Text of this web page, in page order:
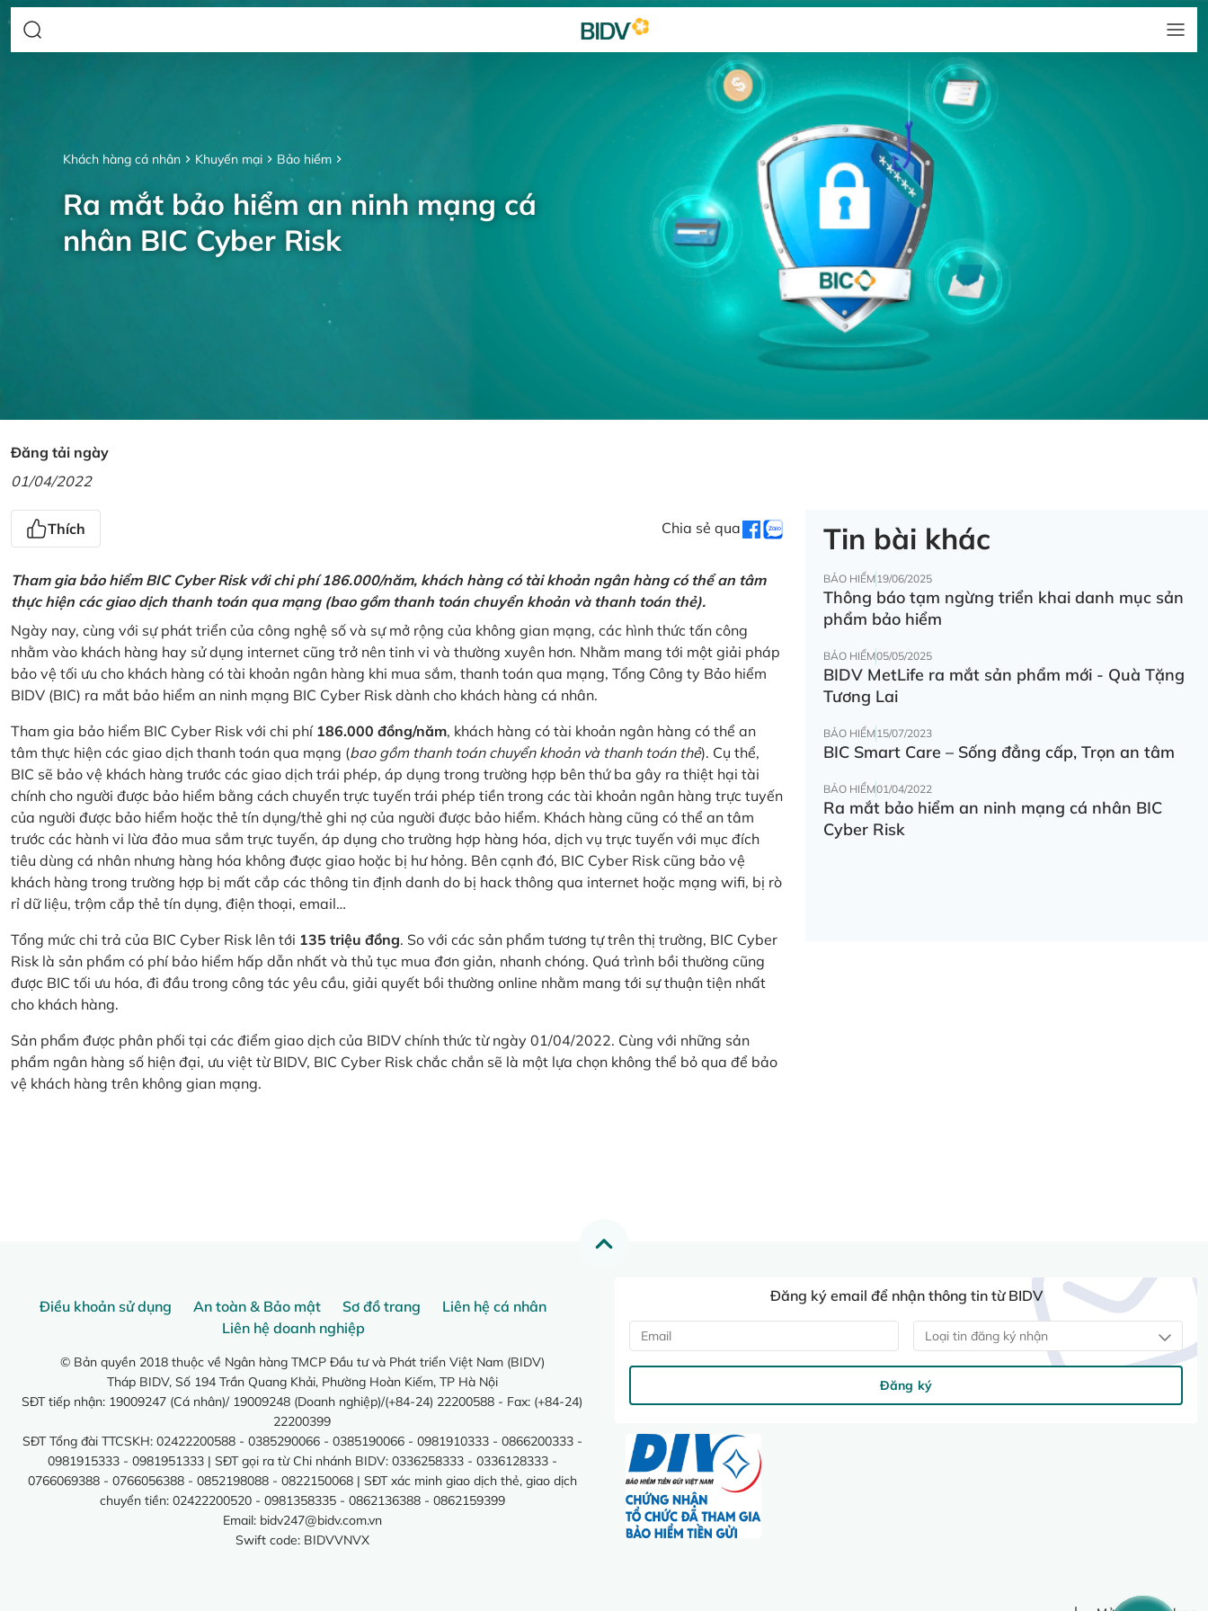
Khách hàng cá nhân Khuyến mại Bảo hiểm
Ra mắt bảo hiểm an ninh mạng cá
nhân BIC Cyber Risk
Đăng tải ngày
01/04/2022
Thích Chia sẻ qua
Tham gia bảo hiểm BIC Cyber Risk với chi phí 186.000/năm, khách hàng có tài khoản ngân hàng có thể an tâm
thực hiện các giao dịch thanh toán qua mạng (bao gồm thanh toán chuyển khoản và thanh toán thẻ).
Ngày nay, cùng với sự phát triển của công nghệ số và sự mở rộng của không gian mạng, các hình thức tấn công
nhằm vào khách hàng hay sử dụng internet cũng trở nên tinh vi và thường xuyên hơn. Nhằm mang tới một giải pháp
bảo vệ tối ưu cho khách hàng có tài khoản ngân hàng khi mua sắm, thanh toán qua mạng, Tổng Công ty Bảo hiểm
BIDV (BIC) ra mắt bảo hiểm an ninh mạng BIC Cyber Risk dành cho khách hàng cá nhân.
Tham gia bảo hiểm BIC Cyber Risk với chi phí 186.000 đồng/năm, khách hàng có tài khoản ngân hàng có thể an
tâm thực hiện các giao dịch thanh toán qua mạng (bao gồm thanh toán chuyển khoản và thanh toán thẻ). Cụ thể,
BIC sẽ bảo vệ khách hàng trước các giao dịch trái phép, áp dụng trong trường hợp bên thứ ba gây ra thiệt hại tài
chính cho người được bảo hiểm bằng cách chuyển trực tuyến trái phép tiền trong các tài khoản ngân hàng trực tuyến
của người được bảo hiểm hoặc thẻ tín dụng/thẻ ghi nợ của người được bảo hiểm. Khách hàng cũng có thể an tâm
trước các hành vi lừa đảo mua sắm trực tuyến, áp dụng cho trường hợp hàng hóa, dịch vụ trực tuyến với mục đích
tiêu dùng cá nhân nhưng hàng hóa không được giao hoặc bị hư hỏng. Bên cạnh đó, BIC Cyber Risk cũng bảo vệ
khách hàng trong trường hợp bị mất cắp các thông tin định danh do bị hack thông qua internet hoặc mạng wifi, bị rò
rỉ dữ liệu, trộm cắp thẻ tín dụng, điện thoại, email…
Tổng mức chi trả của BIC Cyber Risk lên tới 135 triệu đồng. So với các sản phẩm tương tự trên thị trường, BIC Cyber
Risk là sản phẩm có phí bảo hiểm hấp dẫn nhất và thủ tục mua đơn giản, nhanh chóng. Quá trình bồi thường cũng
được BIC tối ưu hóa, đi đầu trong công tác yêu cầu, giải quyết bồi thường online nhằm mang tới sự thuận tiện nhất
cho khách hàng.
Sản phẩm được phân phối tại các điểm giao dịch của BIDV chính thức từ ngày 01/04/2022. Cùng với những sản
phẩm ngân hàng số hiện đại, ưu việt từ BIDV, BIC Cyber Risk chắc chắn sẽ là một lựa chọn không thể bỏ qua để bảo
vệ khách hàng trên không gian mạng.
Tin bài khác
BẢO HIỂM19/06/2025
Thông báo tạm ngừng triển khai danh mục sản
phẩm bảo hiểm
BẢO HIỂM05/05/2025
BIDV MetLife ra mắt sản phẩm mới - Quà Tặng
Tương Lai
BẢO HIỂM15/07/2023
BIC Smart Care – Sống đẳng cấp, Trọn an tâm
BẢO HIỂM01/04/2022
Ra mắt bảo hiểm an ninh mạng cá nhân BIC
Cyber Risk
Điều khoản sử dụng An toàn & Bảo mật Sơ đồ trang
Liên hệ cá nhân
Liên hệ doanh nghiệp
© Bản quyền 2018 thuộc về Ngân hàng TMCP Đầu tư và Phát triển Việt Nam (BIDV)
Tháp BIDV, Số 194 Trần Quang Khải, Phường Hoàn Kiếm, TP Hà Nội
SĐT tiếp nhận: 19009247 (Cá nhân)/ 19009248 (Doanh nghiệp)/(+84-24) 22200588 - Fax: (+84-24)
22200399
SĐT Tổng đài TTCSKH: 02422200588 - 0385290066 - 0385190066 - 0981910333 - 0866200333 -
0981915333 - 0981951333 | SĐT gọi ra từ Chi nhánh BIDV: 0336258333 - 0336128333 -
0766069388 - 0766056388 - 0852198088 - 0822150068 | SĐT xác minh giao dịch thẻ, giao dịch
chuyển tiền: 02422200520 - 0981358335 - 0862136388 - 0862159399
Email: bidv247@bidv.com.vn
Swift code: BIDVVNVX
Đăng ký email để nhận thông tin từ BIDV
Loại tin đăng ký nhận
Đăng ký